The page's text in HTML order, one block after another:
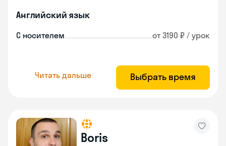
Английский язык
С носителем от 3190 ₽ / урок
Читать дальше Выбрать время
Boris